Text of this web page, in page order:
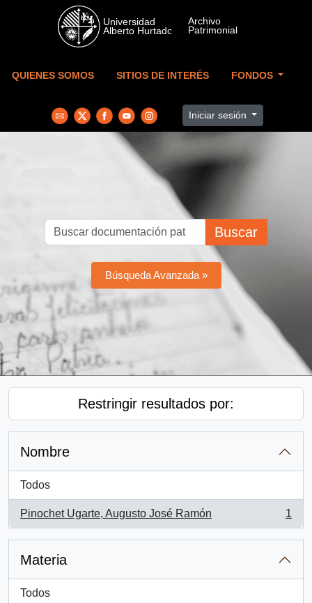
Skip to main content
QUIENES SOMOS SITIOS DE INTERÉS FONDOS
Iniciar sesión
Buscar
Búsqueda Avanzada »
Restringir resultados por:
Nombre
Todos
Pinochet Ugarte, Augusto José Ramón
, 1 resultados
1
Materia
Todos